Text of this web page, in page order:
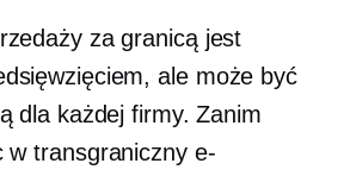
za granicą jest
ale może być
dla każdej firmy. Zanim
wtransgranicznye-